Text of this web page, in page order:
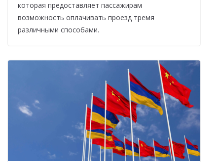
которая предоставляет пассажирам
возможность оплачивать проезд тремя
различными способами.